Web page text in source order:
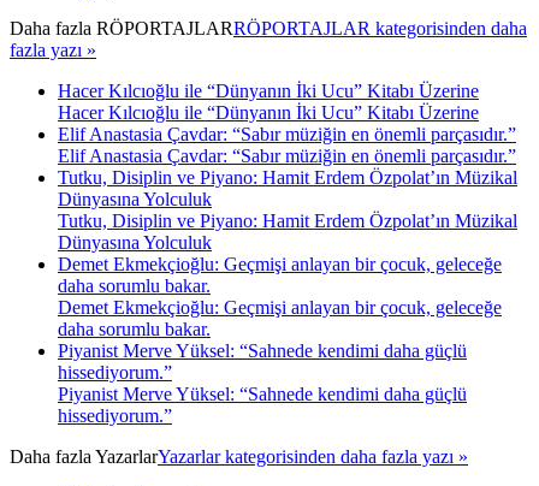
Daha fazla RÖPORTAJLARRÖPORTAJLAR kategorisinden daha
fazla yazı »
Hacer Kılcıoğlu ile “Dünyanın İki Ucu” Kitabı Üzerine
Hacer Kılcıoğlu ile “Dünyanın İki Ucu” Kitabı Üzerine
Elif Anastasia Çavdar: “Sabır müziğin en önemli parçasıdır.”
Elif Anastasia Çavdar: “Sabır müziğin en önemli parçasıdır.”
Tutku, Disiplin ve Piyano: Hamit Erdem Özpolat’ın Müzikal
Dünyasına Yolculuk
Tutku, Disiplin ve Piyano: Hamit Erdem Özpolat’ın Müzikal
Dünyasına Yolculuk
Demet Ekmekçioğlu: Geçmişi anlayan bir çocuk, geleceğe
daha sorumlu bakar.
Demet Ekmekçioğlu: Geçmişi anlayan bir çocuk, geleceğe
daha sorumlu bakar.
Piyanist Merve Yüksel: “Sahnede kendimi daha güçlü
hissediyorum.”
Piyanist Merve Yüksel: “Sahnede kendimi daha güçlü
hissediyorum.”
Daha fazlaYazarlarYazarlar kategorisinden daha fazla yazı »